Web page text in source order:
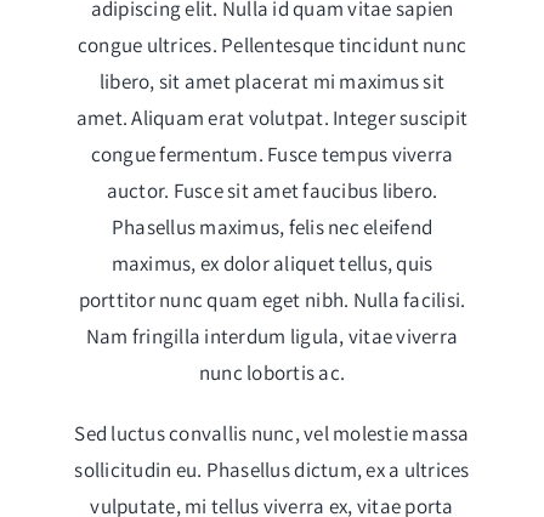
adipiscing elit. Nulla id quam vitae sapien
congue ultrices. Pellentesque tincidunt nunc
libero, sit amet placerat mi maximus sit
amet. Aliquam erat volutpat. Integer suscipit
congue fermentum. Fusce tempus viverra
auctor. Fusce sit amet faucibus libero.
Phasellus maximus, felis nec eleifend
maximus, ex dolor aliquet tellus, quis
porttitor nunc quam eget nibh. Nulla facilisi.
Nam fringilla interdum ligula, vitae viverra
nunc lobortis ac.
Sed luctus convallis nunc, vel molestie massa
sollicitudin eu. Phasellus dictum, ex a ultrices
vulputate, mi tellus viverra ex, vitae porta